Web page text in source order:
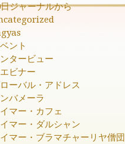
ジャーナルから
ント
タービュー
ビナー
ーバル・アドレス
バメーラ
マー・カフェ
マー・ダルシャン
マー・ブラマチャーリヤ僧団